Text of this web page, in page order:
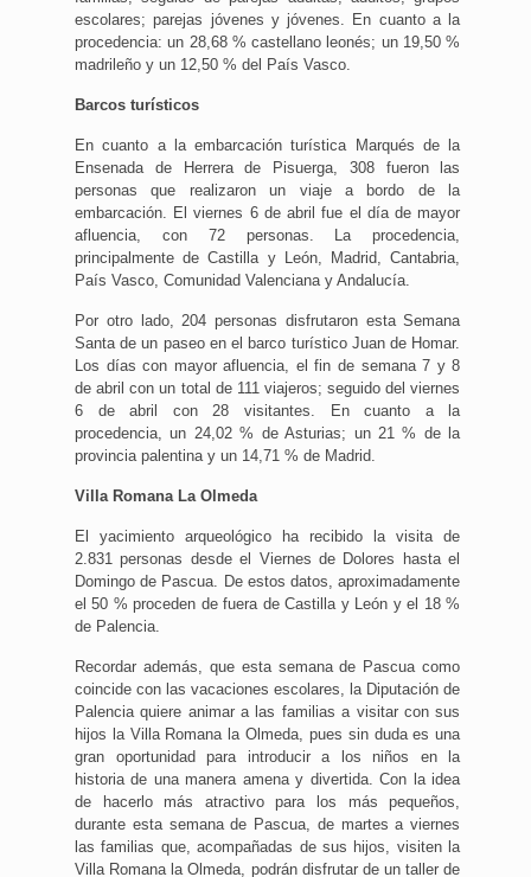
escolares; parejas jóvenes y jóvenes. En cuanto a la
procedencia: un 28,68 % castellano leonés; un 19,50 %
madrileño y un 12,50 % del País Vasco.
Barcos turísticos
En cuanto a la embarcación turística Marqués de la
Ensenada de Herrera de Pisuerga, 308 fueron las
personas que realizaron un viaje a bordo de la
embarcación. El viernes 6 de abril fue el día de mayor
afluencia, con 72 personas. La procedencia,
principalmente de Castilla y León, Madrid, Cantabria,
País Vasco, Comunidad Valenciana y Andalucía.
Por otro lado, 204 personas disfrutaron esta Semana
Santa de un paseo en el barco turístico Juan de Homar.
Los días con mayor afluencia, el fin de semana 7 y 8
de abril con un total de 111 viajeros; seguido del viernes
6 de abril con 28 visitantes. En cuanto a la
procedencia, un 24,02 % de Asturias; un 21 % de la
provincia palentina y un 14,71 % de Madrid.
Villa Romana La Olmeda
El yacimiento arqueológico ha recibido la visita de
2.831 personas desde el Viernes de Dolores hasta el
Domingo de Pascua. De estos datos, aproximadamente
el 50 % proceden de fuera de Castilla y León y el 18 %
de Palencia.
Recordar además, que esta semana de Pascua como
coincide con las vacaciones escolares, la Diputación de
Palencia quiere animar a las familias a visitar con sus
hijos la Villa Romana la Olmeda, pues sin duda es una
gran oportunidad para introducir a los niños en la
historia de una manera amena y divertida. Con la idea
de hacerlo más atractivo para los más pequeños,
durante esta semana de Pascua, de martes a viernes
las familias que, acompañadas de sus hijos, visiten la
Villa Romana la Olmeda, podrán disfrutar de un taller de